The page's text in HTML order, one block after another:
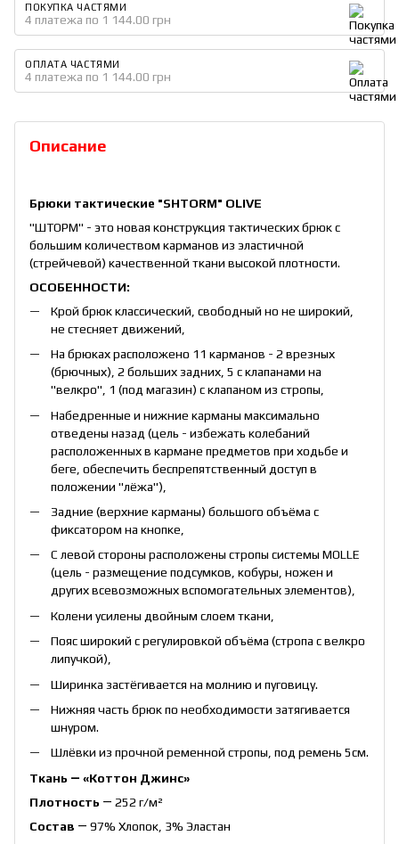
ПОКУПКА ЧАСТЯМИ
4 платежа по 1 144.00 грн
ОПЛАТА ЧАСТЯМИ
4 платежа по 1 144.00 грн
Описание
Брюки тактические "SHTORM" OLIVE
"ШТОРМ" - это новая конструкция тактических брюк с
большим количеством карманов из эластичной
(стрейчевой) качественной ткани высокой плотности.
ОСОБЕННОСТИ:
Крой брюк классический, свободный но не широкий,
не стесняет движений,
На брюках расположено 11 карманов - 2 врезных
(брючных), 2 больших задних, 5 с клапанами на
"велкро", 1 (под магазин) с клапаном из стропы,
Набедренные и нижние карманы максимально
отведены назад (цель - избежать колебаний
расположенных в кармане предметов при ходьбе и
беге, обеспечить беспрепятственный доступ в
положении "лёжа"),
Задние (верхние карманы) большого объёма с
фиксатором на кнопке,
С левой стороны расположены стропы системы MOLLE
(цель - размещение подсумков, кобуры, ножен и
других всевозможных вспомогательных элементов),
Колени усилены двойным слоем ткани,
Пояс широкий с регулировкой объёма (стропа с велкро
липучкой),
Ширинка застёгивается на молнию и пуговицу.
Нижняя часть брюк по необходимости затягивается
шнуром.
Шлёвки из прочной ременной стропы, под ремень 5см.
Ткань ― «Коттон Джинс»
Плотность ― 252 г/м²
Состав ― 97% Хлопок, 3% Эластан